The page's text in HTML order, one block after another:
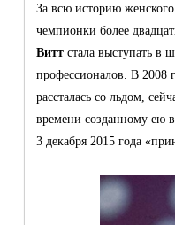
За всю историю
чемпионки более
Витт стала выступать в
профессионалов. В 2008
рассталась со льдом,
времени созданному ею
3 декабря 2015 года